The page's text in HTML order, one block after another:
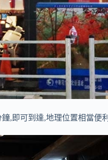
,即可到達,地理位置相當便利